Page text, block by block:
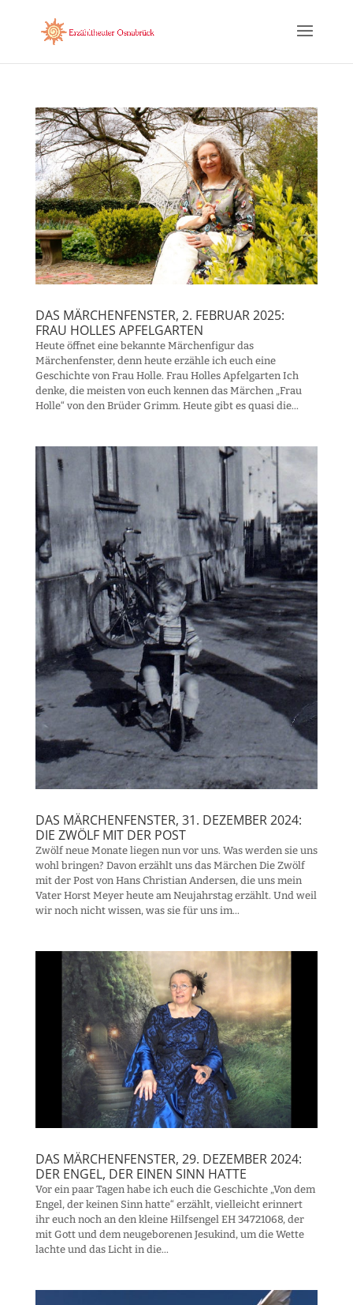
DAS MÄRCHENFENSTER, 2. FEBRUAR 2025:
FRAU HOLLES APFELGARTEN
​Heute öffnet eine bekannte Märchenfigur das
Märchenfenster, denn heute erzähle ich euch eine
Geschichte von Frau Holle. Frau Holles Apfelgarten Ich
denke, die meisten von euch kennen das Märchen „Frau
Holle“ von den Brüder Grimm. Heute gibt es quasi die...
DAS MÄRCHENFENSTER, 31. DEZEMBER 2024:
DIE ZWÖLF MIT DER POST
Zwölf neue Monate liegen nun vor uns. Was werden sie uns
wohl bringen? Davon erzählt uns das Märchen Die Zwölf
mit der Post von Hans Christian Andersen, die uns mein
Vater Horst Meyer heute am Neujahrstag erzählt. Und weil
wir noch nicht wissen, was sie für uns im...
DAS MÄRCHENFENSTER, 29. DEZEMBER 2024:
DER ENGEL, DER EINEN SINN HATTE
Vor ein paar Tagen habe ich euch die Geschichte „Von dem
Engel, der keinen Sinn hatte“ erzählt, vielleicht erinnert
ihr euch noch an den kleine Hilfsengel EH 34721068, der
mit Gott und dem neugeborenen Jesukind, um die Wette
lachte und das Licht in die...